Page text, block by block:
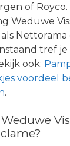
of
Weduwe
Nettorama
tref je
ook:
voordeel
.